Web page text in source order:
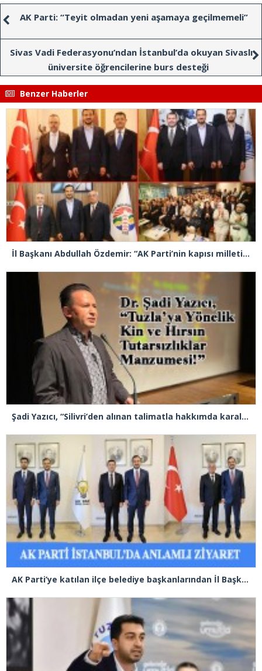
AK Parti: “Teyit olmadan yeni aşamaya geçilmemeli”
Sivas Vadi Federasyonu’ndan İstanbul’da okuyan Sivaslı
üniversite öğrencilerine burs desteği
Benzer Haberler
İl Başkanı Abdullah Özdemir: “AK Parti’nin kapısı milletine hizmet etmek isteyen herkese açıktır”
Şadi Yazıcı, “Silivri’den alınan talimatla hakkımda karalama kampanyası yürütülüyor”
AK Parti’ye katılan ilçe belediye başkanlarından İl Başkanı Özdemir’e ziyaret